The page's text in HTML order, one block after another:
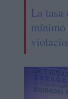
La tasa
mínimo